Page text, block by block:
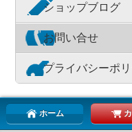
ショップブログ
お問い合せ
プライバシーポ
ホーム